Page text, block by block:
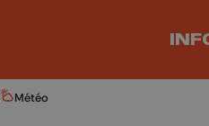
Météo
Météo